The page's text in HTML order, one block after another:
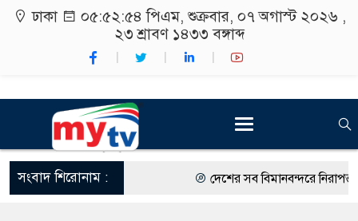
ঢাকা ০৫:৫২:৫৫ পিএম, শুক্রবার, ০৭ অগাস্ট ২০২৬ ,
২৩ শ্রাবণ ১৪৩৩ বঙ্গাব্দ
সংবাদ শিরোনাম : দেশের সব বিমানবন্দরে নিরাপত্তা